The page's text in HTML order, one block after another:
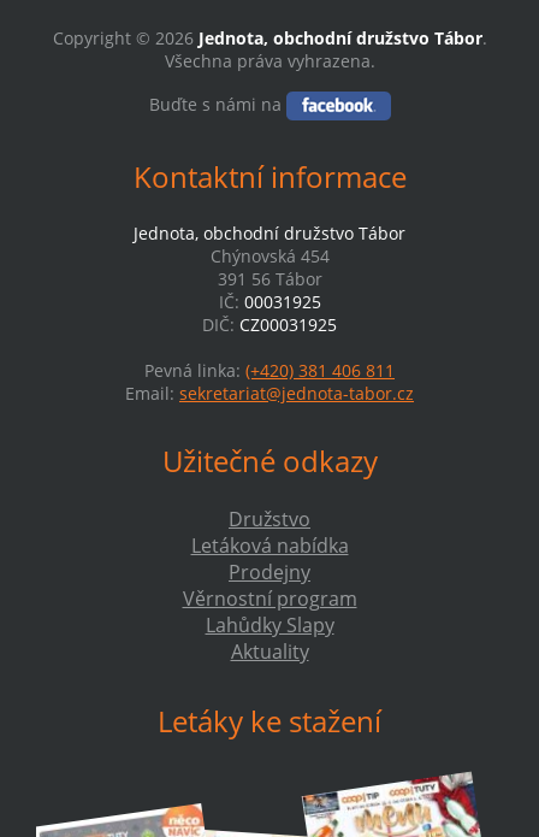
Copyright © 2026 Jednota, obchodní družstvo Tábor.
Všechna práva vyhrazena.
Buďte s námi na
Kontaktní informace
Jednota, obchodní družstvo Tábor
Chýnovská 454
391 56 Tábor
IČ: 00031925
DIČ: CZ00031925
Pevná linka: (+420) 381 406 811
Email: sekretariat@jednota-tabor.cz
Užitečné odkazy
Družstvo
Letáková nabídka
Prodejny
Věrnostní program
Lahůdky Slapy
Aktuality
Letáky ke stažení